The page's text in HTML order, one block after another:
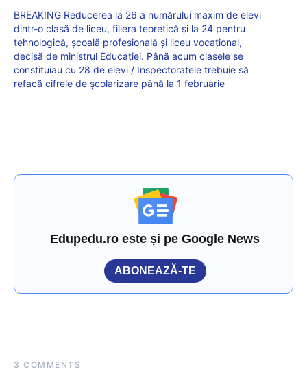
BREAKING Reducerea la 26 a numărului maxim de elevi
dintr-o clasă de liceu, filiera teoretică și la 24 pentru
tehnologică, școală profesională și liceu vocațional,
decisă de ministrul Educației. Până acum clasele se
constituiau cu 28 de elevi / Inspectoratele trebuie să
refacă cifrele de școlarizare până la 1 februarie
Edupedu.ro este și pe Google News
ABONEAZĂ-TE
3 COMMENTS